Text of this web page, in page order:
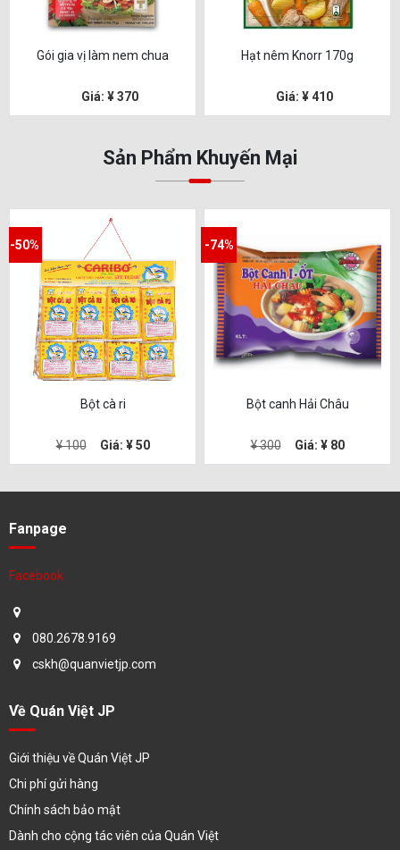
Gói gia vị làm nem chua
Giá: ¥ 370
Hạt nêm Knorr 170g
Giá: ¥ 410
Sản Phẩm Khuyến Mại
Bột cà ri
¥ 100 Giá: ¥ 50
-50%
Bột canh Hải Châu
¥ 300 Giá: ¥ 80
-74%
Fanpage
Facebook
080.2678.9169
cskh@quanvietjp.com
Về Quán Việt JP
Giới thiệu về Quán Việt JP
Chi phí gửi hàng
Chính sách bảo mật
Dành cho cộng tác viên của Quán Việt